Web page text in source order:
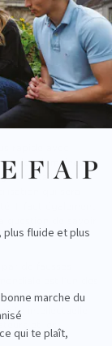
de la
publics.
les jeunes
Selon vous,
les domaines ;
éventail
qui sera
question de savoir
de fausses
difficile de
intellectuelle
et les